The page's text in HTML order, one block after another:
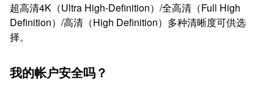
超高清4K（Ultra High-Definition）/全高清（Full High
Definition）/高清（High Definition）多种清晰度可供选
择。
我的帐户安全吗？